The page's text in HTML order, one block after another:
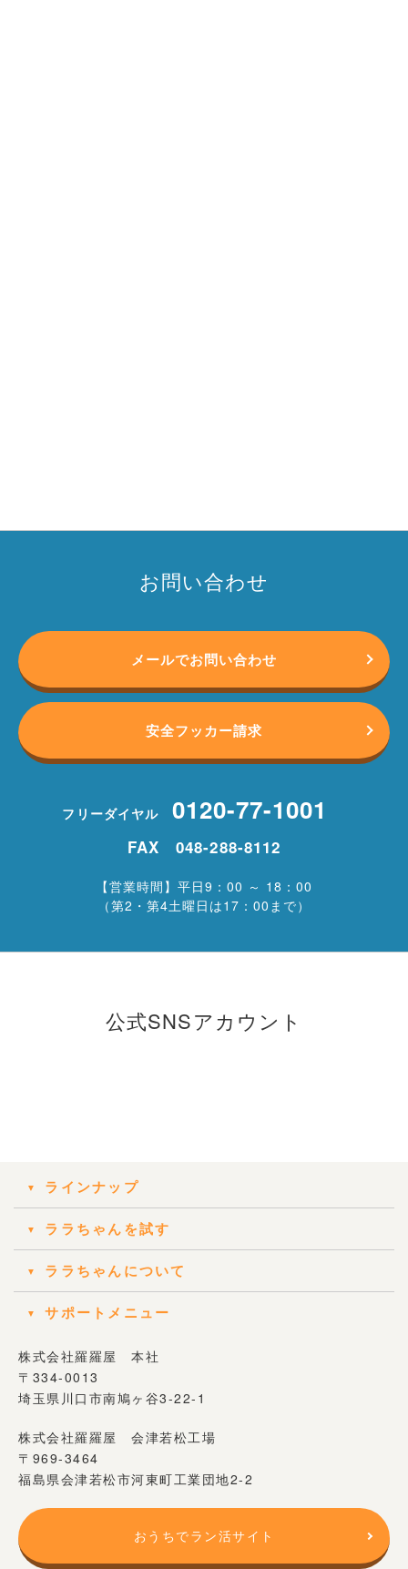
お問い合わせ
メールでお問い合わせ
安全フッカー請求
フリーダイヤル 0120-77-1001
FAX 048-288-8112
【営業時間】平日9：00 ～ 18：00
（第2・第4土曜日は17：00まで）
公式SNSアカウント
ラインナップ
ララちゃんを試す
ララちゃんについて
サポートメニュー
株式会社羅羅屋 本社
〒334-0013
埼玉県川口市南鳩ヶ谷3-22-1
株式会社羅羅屋 会津若松工場
〒969-3464
福島県会津若松市河東町工業団地2-2
おうちでラン活サイト